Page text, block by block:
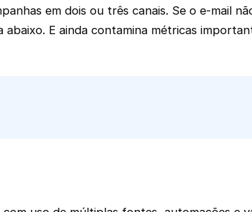
em dois ou três canais. Se o e-mail
E ainda contamina métricas